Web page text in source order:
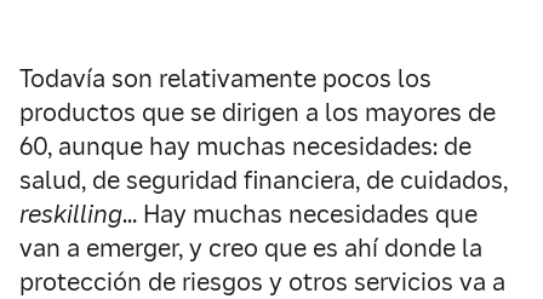
Todavía son relativamente pocos los
productos que se dirigen a los mayores de
60, aunque hay muchas necesidades: de
salud, de seguridad financiera, de cuidados,
reskilling… Hay muchas necesidades que
van a emerger, y creo que es ahí donde la
protección de riesgos y otros servicios va a